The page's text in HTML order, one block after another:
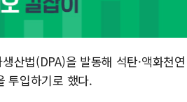
산법(DPA)을 발동해 석탄·액화천연
투입하기로 했다.